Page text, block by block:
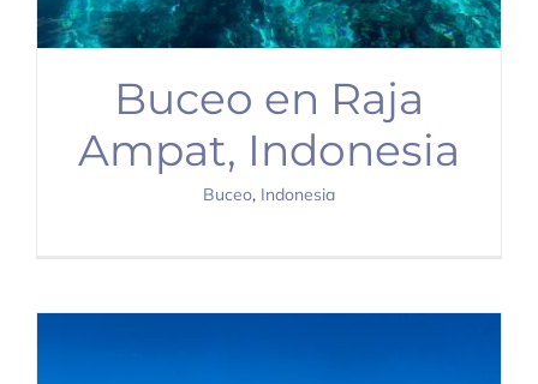
Buceo en Raja
Ampat, Indonesia
Buceo, Indonesia